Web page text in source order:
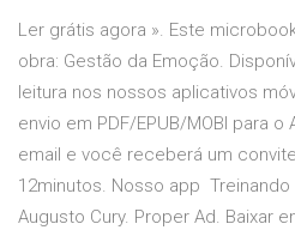
Ler grátis agora ». Este
obra: Gestão da Emoção.
leitura nos nossos aplicativos
envio em PDF/EPUB/MOBI para
email e você receberá um
12minutos. Nosso app
Augusto Cury. Proper Ad. Baixar